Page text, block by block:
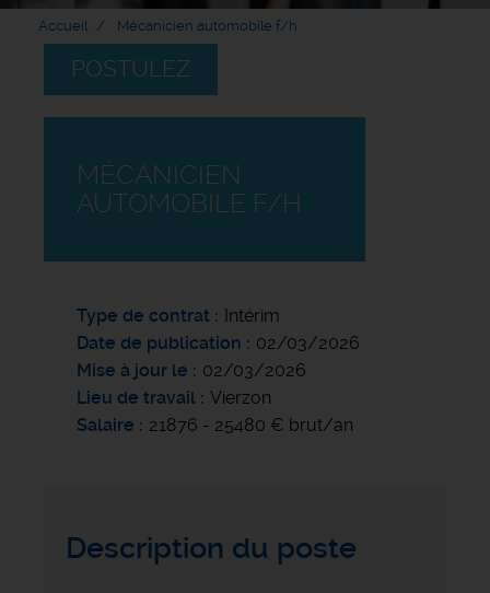
Accueil Mécanicien automobile f/h
POSTULEZ
MÉCANICIEN
AUTOMOBILE F/H
Type de contrat
Intérim
Date de publication
02/03/2026
Mise à jour le
02/03/2026
Lieu de travail
Vierzon
Salaire
21876 - 25480 € brut/an
Description du poste